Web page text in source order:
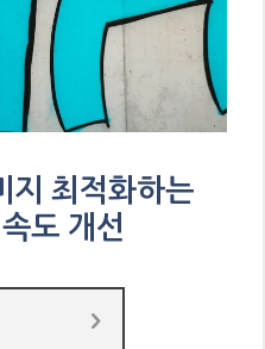
지 최적화하는
도 개선